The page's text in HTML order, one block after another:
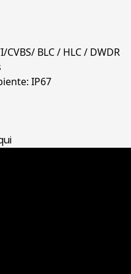
BLC / HLC / DWDR
IP67